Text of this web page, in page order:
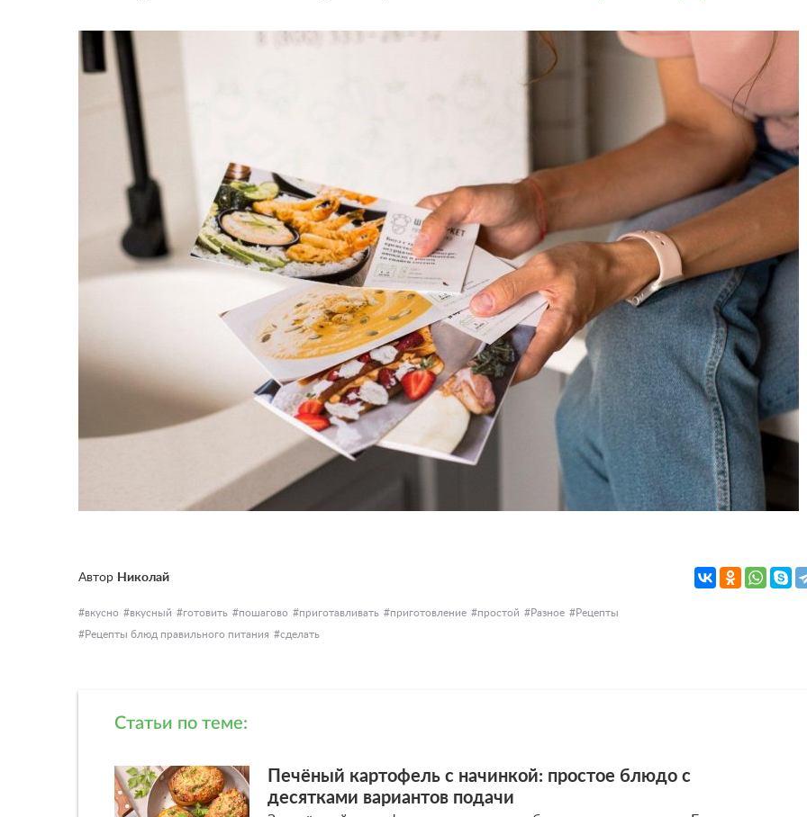
Автор Николай
вкусно вкусный готовить пошагово приготавливать приготовление простой Разное
Рецепты
Рецепты блюд правильного питания
сделать
Статьи по теме:
Печёный картофель с начинкой: простое блюдо с
десятками вариантов подачи